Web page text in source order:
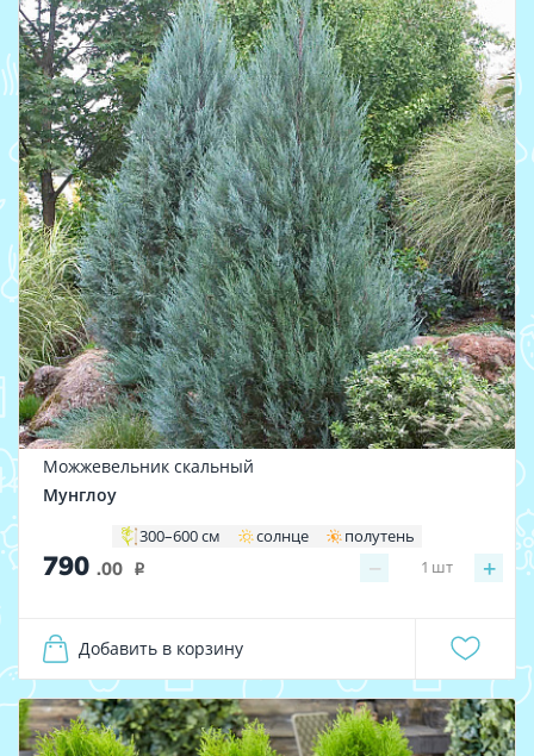
Можжевельник скальный
Мунглоу
300–600 см солнце полутень
790 .00 i − +
1 шт
Добавить в корзину